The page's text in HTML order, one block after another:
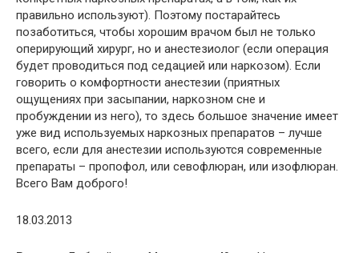
правильно используют). Поэтому постарайтесь
позаботиться, чтобы хорошим врачом был не только
оперирующий хирург, но и анестезиолог (если операция
будет проводиться под седацией или наркозом). Если
говорить о комфортности анестезии (приятных
ощущениях при засыпании, наркозном сне и
пробуждении из него), то здесь большое значение имеет
уже вид используемых наркозных препаратов – лучше
всего, если для анестезии используются современные
препараты – пропофол, или севофлюран, или изофлюран.
Всего Вам доброго!
18.03.2013